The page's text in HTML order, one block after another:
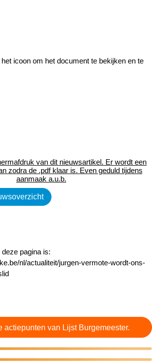
icoon om het document te bekijken en te
van dit nieuwsartikel. Er wordt een
zodra de .pdf klaar is. Even geduld tijdens
aanmaak a.u.b.
pagina is:
nl/actualiteit/jurgen-vermote-wordt-ons-
actiepunten van Lijst Burgemeester.